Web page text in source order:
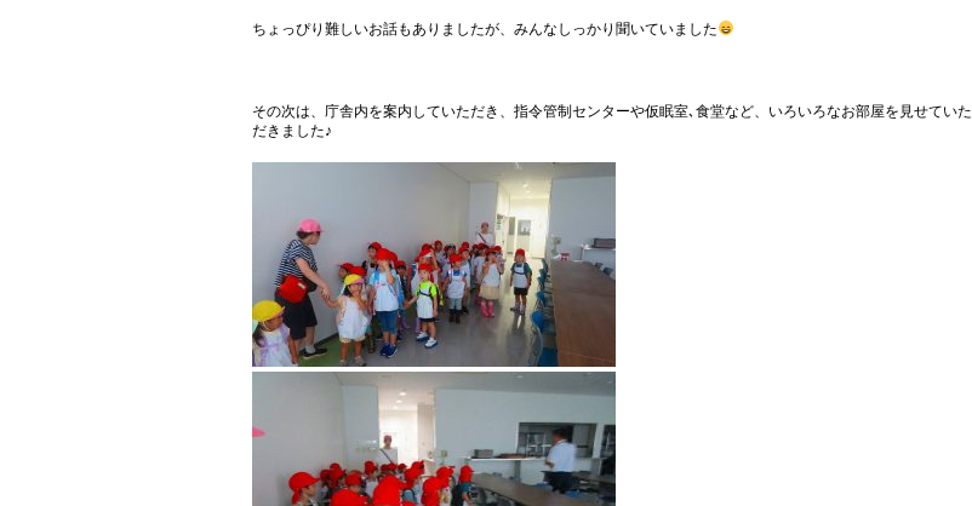
ちょっぴり難しいお話もありましたが、みんなしっかり聞いていました
その次は、庁舎内を案内していただき、指令管制センターや仮眠室､食堂など、いろいろなお部屋を見せていた
だきました♪